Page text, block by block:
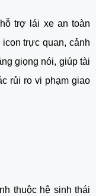
trợ lái xe an toàn
trực quan, cảnh
giọng nói, giúp tài
rủi ro vi phạm giao
thuộc hệ sinh thái